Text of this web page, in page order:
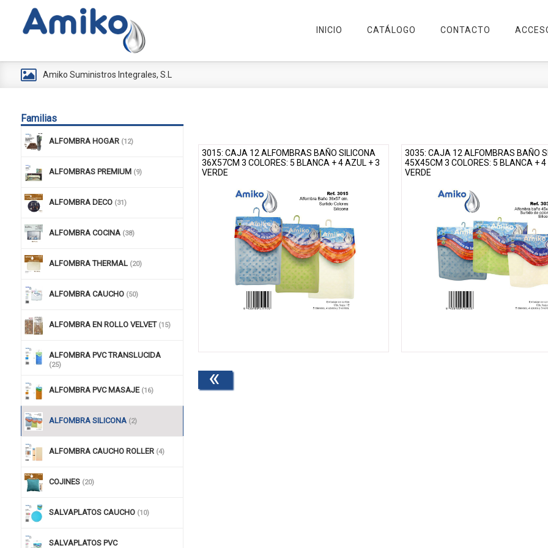
INICIO CATÁLOGO CONTACTO
Amiko Suministros Integrales, S.L
Familias
ALFOMBRA HOGAR (12)
ALFOMBRAS PREMIUM (9)
ALFOMBRA DECO (31)
ALFOMBRA COCINA (38)
ALFOMBRA THERMAL (20)
ALFOMBRA CAUCHO (50)
ALFOMBRA EN ROLLO VELVET (15)
ALFOMBRA PVC TRANSLUCIDA
(25)
ALFOMBRA PVC MASAJE (16)
ALFOMBRA SILICONA (2)
ALFOMBRA CAUCHO ROLLER (4)
COJINES (20)
SALVAPLATOS CAUCHO (10)
SALVAPLATOS PVC
3015: CAJA 12 ALFOMBRAS BAÑO SILICONA
36X57CM 3 COLORES: 5 BLANCA + 4 AZUL + 3
VERDE
3035: CAJA 12 ALFOMBRAS BAÑO
45X45CM 3 COLORES: 5 BLANCA +
VERDE
«